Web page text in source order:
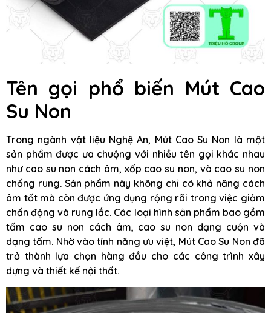
Tên gọi phổ biến Mút Cao
Su Non
Trong ngành vật liệu Nghệ An, Mút Cao Su Non là một
sản phẩm được ưa chuộng với nhiều tên gọi khác nhau
như cao su non cách âm, xốp cao su non, và cao su non
chống rung. Sản phẩm này không chỉ có khả năng cách
âm tốt mà còn được ứng dụng rộng rãi trong việc giảm
chấn động và rung lắc. Các loại hình sản phẩm bao gồm
tấm cao su non cách âm, cao su non dạng cuộn và
dạng tấm. Nhờ vào tính năng ưu việt, Mút Cao Su Non đã
trở thành lựa chọn hàng đầu cho các công trình xây
dựng và thiết kế nội thất.